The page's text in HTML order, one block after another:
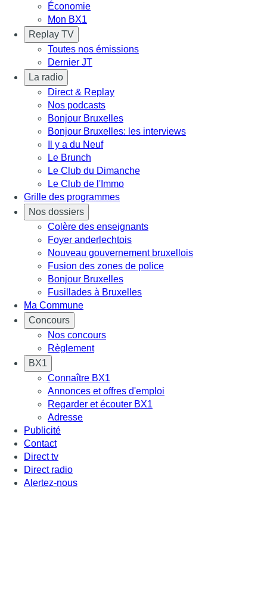
Économie
Mon BX1
Replay TV
Toutes nos émissions
Dernier JT
La radio
Direct & Replay
Nos podcasts
Bonjour Bruxelles
Bonjour Bruxelles: les interviews
Il y a du Neuf
Le Brunch
Le Club du Dimanche
Le Club de l'Immo
Grille des programmes
Nos dossiers
Colère des enseignants
Foyer anderlechtois
Nouveau gouvernement bruxellois
Fusion des zones de police
Bonjour Bruxelles
Fusillades à Bruxelles
Ma Commune
Concours
Nos concours
Règlement
BX1
Connaître BX1
Annonces et offres d'emploi
Regarder et écouter BX1
Adresse
Publicité
Contact
Direct tv
Direct radio
Alertez-nous